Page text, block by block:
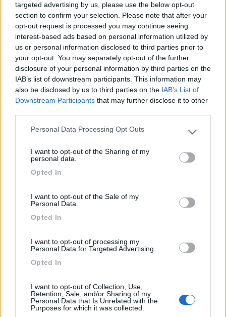
targeted advertising by us, please use the below opt-out
section to confirm your selection. Please note that after your
opt-out request is processed you may continue seeing
interest-based ads based on personal information utilized by
us or personal information disclosed to third parties prior to
your opt-out. You may separately opt-out of the further
disclosure of your personal information by third parties on the
IAB’s list of downstream participants. This information may
also be disclosed by us to third parties on the IAB’s List of
Downstream Participants that may further disclose it to other
Please note that this website/app uses one or more Google
not limited to your visit or usage behaviour. You may click to
use your data for below specified purposes in below Google
Personal Data Processing Opt Outs
I want to opt-out of the Sharing of my
personal data.
Opted In
I want to opt-out of the Sale of my
Personal Data.
Opted In
I want to opt-out of processing my
Personal Data for Targeted Advertising.
Opted In
I want to opt-out of Collection, Use,
Retention, Sale, and/or Sharing of my
Personal Data that Is Unrelated with the
Purposes for which it was collected.
Ciao, anch'io ho ricevuto questo consiglio per preservare la
molla.
Però nelle istruzioni, come è stato già segnalato, si avvisa
anche di non usare l'oscurante sotto al sole per non rovinare
l'oblò.
IZ4DJI
58914
Inserito il 15/07/2018 11:35:56
In risposta al messaggio dipegaso65del15/07/2018alle00:20:50
Riguardo all'idea di Tommaso credo che può andar bene in talune
casomai bisogna tenere socchiuso l'obló per permettere un minimo di
ricambio d'aria che impedisca di arrivare a così elevate temperature...
anche in pieno sole appoggiando la mano all interno dell oblo è
perfettamente freddo.
Quella traforata che ho messo neggli oblo piccoli , invece
che si vede fuori e abbassa di poco la luminosità.
www.iz4dji.it